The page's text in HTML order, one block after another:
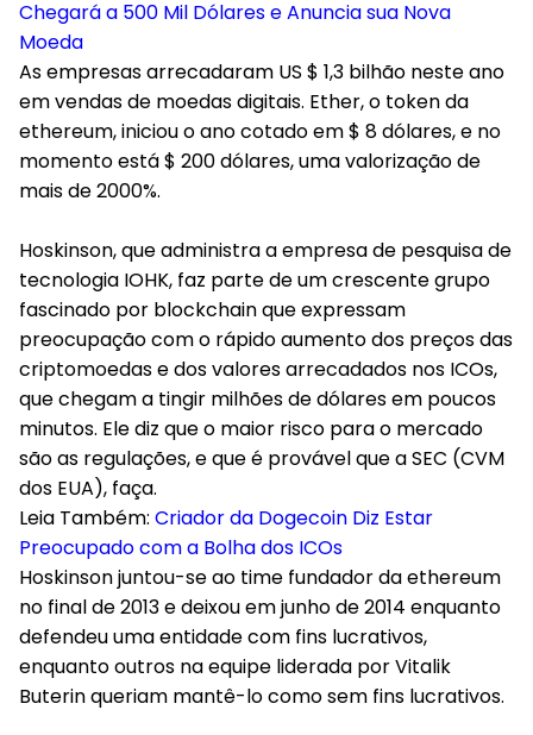
Chegará a 500 Mil Dólares e Anuncia sua Nova
Moeda
As empresas arrecadaram US $ 1,3 bilhão neste ano
em vendas de moedas digitais. Ether, o token da
ethereum, iniciou o ano cotado em $ 8 dólares, e no
momento está $ 200 dólares, uma valorização de
mais de 2000%.
Hoskinson, que administra a empresa de pesquisa de
tecnologia IOHK, faz parte de um crescente grupo
fascinado por blockchain que expressam
preocupação com o rápido aumento dos preços das
criptomoedas e dos valores arrecadados nos ICOs,
que chegam a tingir milhões de dólares em poucos
minutos. Ele diz que o maior risco para o mercado
são as regulações, e que é provável que a SEC (CVM
dos EUA), faça.
Leia Também: Criador da Dogecoin Diz Estar
Preocupado com a Bolha dos ICOs
Hoskinson juntou-se ao time fundador da ethereum
no final de 2013 e deixou em junho de 2014 enquanto
defendeu uma entidade com fins lucrativos,
enquanto outros na equipe liderada por Vitalik
Buterin queriam mantê-lo como sem fins lucrativos.